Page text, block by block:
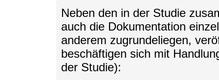
Neben den in der Studie
auch die Dokumentation
anderem zugrundeliegen,
beschäftigen sich mit
der Studie):